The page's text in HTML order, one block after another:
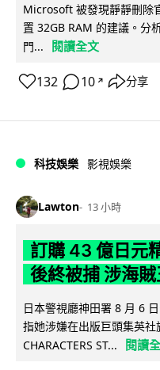
Microsoft 被發現靜靜刪除
置 32GB RAM 的建議。分
門...
閱讀全文
132 10 ↗ 分享
科技娛樂 影視娛樂
Lawton 13 小時
訂購 43 億日元
後終被捕 涉海
日本警視廳神田署 8 月 6
指她涉嫌在出版巨頭集英社
CHARACTERS ST...
閱讀